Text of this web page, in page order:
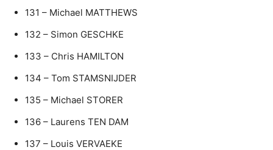
131 – Michael MATTHEWS
132 – Simon GESCHKE
133 – Chris HAMILTON
134 – Tom STAMSNIJDER
135 – Michael STORER
136 – Laurens TEN DAM
137 – Louis VERVAEKE